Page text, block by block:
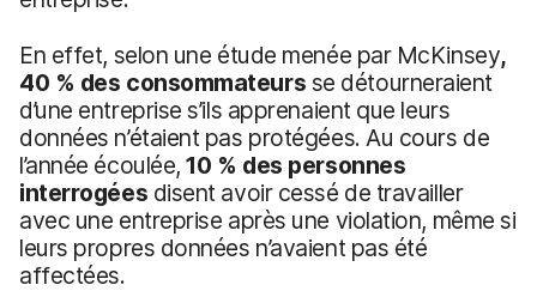
En effet, selon une étude menée par McKinsey,
40 % des consommateurs se détourneraient
d’une entreprise s’ils apprenaient que leurs
données n’étaient pas protégées. Au cours de
l’année écoulée,10 % des personnes
interrogées disent avoir cessé de travailler
avec une entreprise après une violation, même si
leurs propres données n’avaient pas été
affectées.